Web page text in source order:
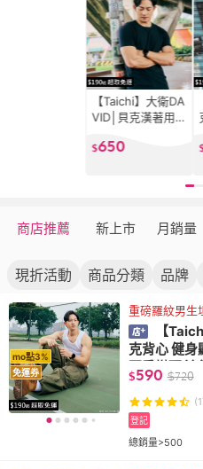
【Taichi】大衛DA
VID│貝克漢著用
肌 運動健身必備
$650
商店推薦 新上市 月銷量
現折活動 商品分類 品牌
mo點3%
免運券
重磅羅紋男生
【
克背心 健
夏季搭配 流
$590 $720
總銷量>500
登記